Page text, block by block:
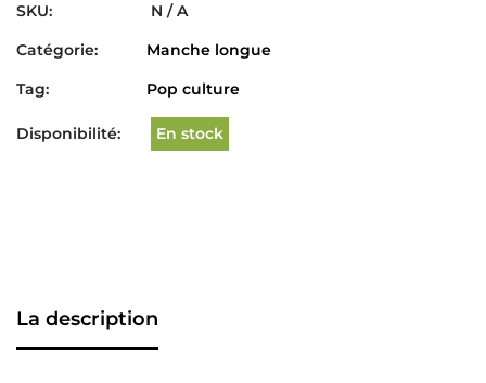
SKU:
N / A
Catégorie:
Manche longue
Tag:
Pop culture
Disponibilité: En stock
La description